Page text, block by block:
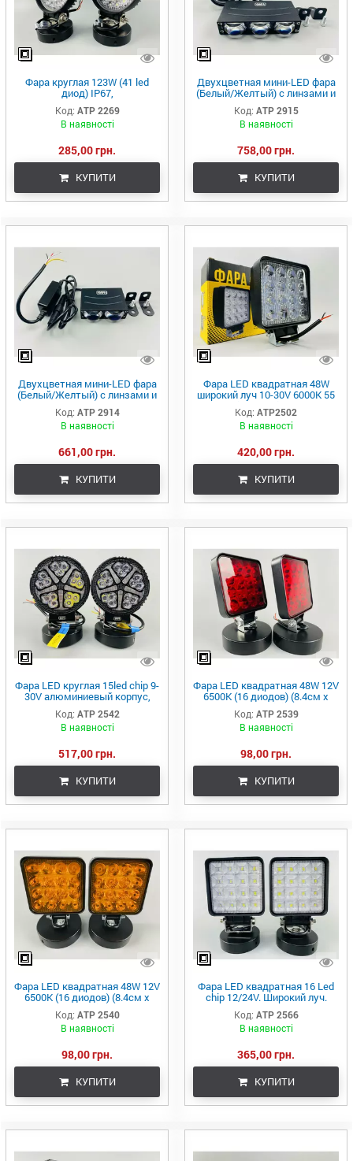
Фара круглая 123W (41 led
диод) IP67,
114ммx114ммх32мм
Код: ATP 2269
В наявності
285,00 грн.
КУПИТИ
Двухцветная мини-LED фара
(Белый/Желтый) с линзами и
реле, 68х22мм
Код: ATP 2915
В наявності
758,00 грн.
КУПИТИ
Двухцветная мини-LED фара
(Белый/Желтый) с линзами и
реле, 68х22мм
Код: ATP 2914
В наявності
661,00 грн.
КУПИТИ
Фара LED квадратная 48W
широкий луч 10-30V 6000K 55
мм Premium Quality реальных
28W, светодиодный рабочий
свет
Код: ATP2502
В наявності
420,00 грн.
КУПИТИ
Фара LED круглая 15led chip 9-
30V алюминиевый корпус,
крепеж, воздушный клапан
Код: АТР 2542
В наявності
517,00 грн.
КУПИТИ
Фара LED квадратная 48W 12V
6500K (16 диодов) (8.4см х
8.4см х 2см) Mini(красная)
Код: ATР 2539
В наявності
98,00 грн.
КУПИТИ
Фара LED квадратная 48W 12V
6500K (16 диодов) (8.4см х
8.4см х 2см) Mini(оранжевая)
Код: ATР 2540
В наявності
98,00 грн.
КУПИТИ
Фара LED квадратная 16 Led
chip 12/24V. Широкий луч.
Свет 6500К, IP67.
Код: ATP 2566
В наявності
365,00 грн.
КУПИТИ